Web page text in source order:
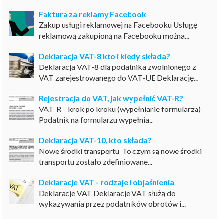
Faktura za reklamy Facebook
Zakup usługi reklamowej na Facebooku Usługę
reklamową zakupioną na Facebooku można...
Deklaracja VAT-8 kto i kiedy składa?
Deklaracja VAT-8 dla podatnika zwolnionego z
VAT zarejestrowanego do VAT-UE Deklarację...
Rejestracja do VAT, jak wypełnić VAT-R?
VAT-R – krok po kroku (wypełnianie formularza)
Podatnik na formularzu wypełnia...
Deklaracja VAT-10, kto składa?
Nowe środki transportu To czym są nowe środki
transportu zostało zdefiniowane...
Deklaracje VAT - rodzaje i objaśnienia
Deklaracje VAT Deklaracje VAT służą do
wykazywania przez podatników obrotów i...